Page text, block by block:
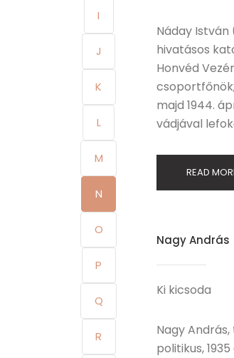
I
J
K
L
M
N
O
P
Q
R
Náday István
hivatásos
Honvéd
majd 1944.
vádjával
READ
Nagy András
Ki kicsoda
Nagy András,
politikus,